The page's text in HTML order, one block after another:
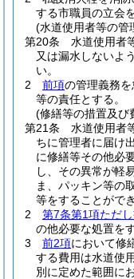
する市職員の立会
(水道使用者等の管
第20条
水道使用者
又は漏水しないよ
い。
2
前項の管理義務
等の責任とする。
(修繕等の措置及び
第21条
水道使用者
ちに管理者に届け
に修繕等その他必
し、その異常が軽
ま、パッキン等の
等をすることができ
2
第7条第1項ただ
の他必要な処置を
3
前2項において修
する費用は水道使
別に定めた範囲に